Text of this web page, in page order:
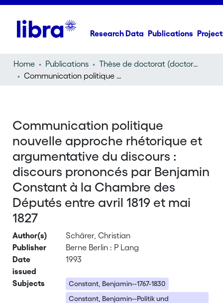
Research Data Publications
Home Publications
Thèse de doctorat (doctoral thesis)
Communication politique nouvelle approche rhétorique et argumentative du discours : discours prononcés par Benjamin Constant à la Chambre des Députés entre avril 1819 et mai 1827
Communication politique
nouvelle approche rhétorique et
argumentative du discours :
discours prononcés par Benjamin
Constant à la Chambre des
Députés entre avril 1819 et mai
1827
Author(s)
Schärer, Christian
Publisher
Berne Berlin : P Lang
Date
issued
1993
Subjects
Constant, Benjamin--1767-1830
Constant, Benjamin--Politik und